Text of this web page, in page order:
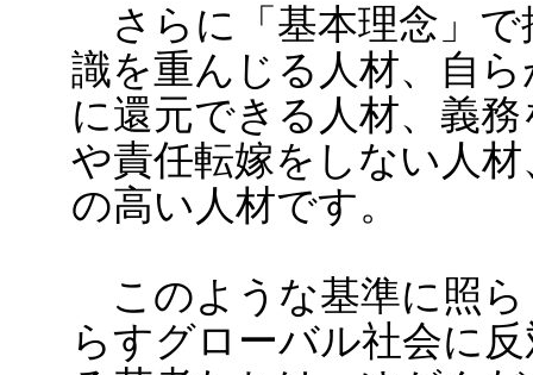
さらに「基本理念」で
識を重んじる人材、自
に還元できる人材、義
や責任転嫁をしない人
の高い人材です。
このような基準に照ら
らすグローバル社会に